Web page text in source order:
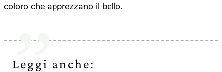
coloro che apprezzano il bello.
Leggi anche: